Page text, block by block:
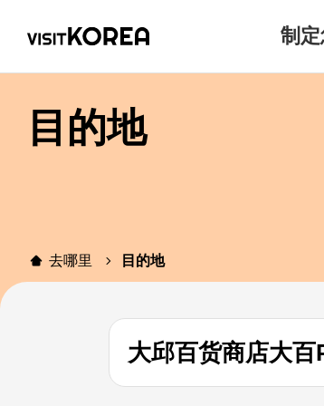
制
目的地
去哪里 目的地
大邱百货商店大